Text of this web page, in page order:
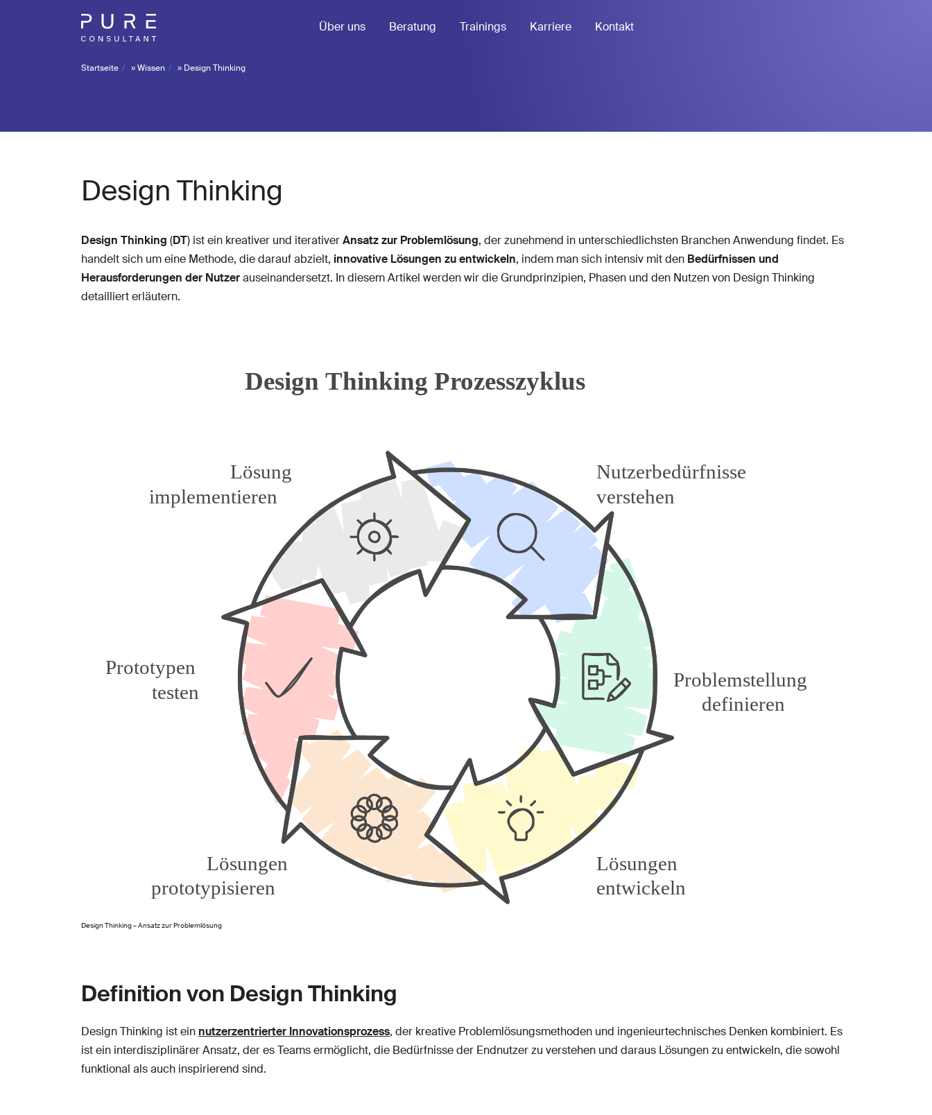
Über uns Beratung Trainings Karriere Kontakt
Startseite »Wissen » Design Thinking
Design Thinking
Design Thinking (DT) ist ein kreativer und iterativerAnsatz zur Problemlösung, der zunehmend in unterschiedlichsten Branchen Anwendung findet. Es
handelt sich um eine Methode, die darauf abzielt, innovative Lösungen zu entwickeln, indem man sich intensiv mit den Bedürfnissen und
Herausforderungen der Nutzerauseinandersetzt. In diesem Artikel werden wir die Grundprinzipien, Phasen und den Nutzen von Design Thinking
detailliert erläutern.
Design Thinking – Ansatz zur Problemlösung
Definition von Design Thinking
Design Thinking ist ein nutzerzentrierter Innovationsprozess, der kreative Problemlösungsmethoden und ingenieurtechnisches Denken kombiniert. Es
ist ein interdisziplinärer Ansatz, der es Teams ermöglicht, die Bedürfnisse der Endnutzer zu verstehen und daraus Lösungen zu entwickeln, die sowohl
funktional als auch inspirierend sind.